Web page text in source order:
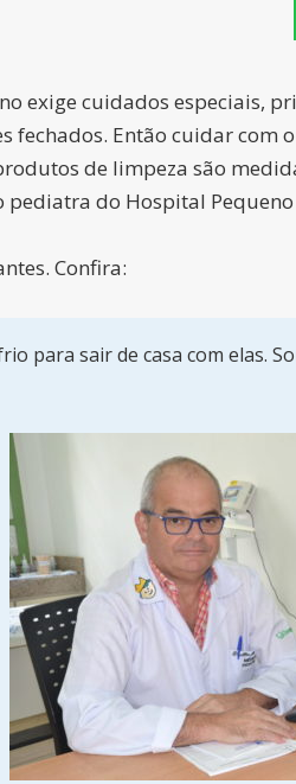
exige cuidados especiais,
fechados. Então cuidar com
de limpeza são
do Hospital
Confira:
para sair de casa com elas.